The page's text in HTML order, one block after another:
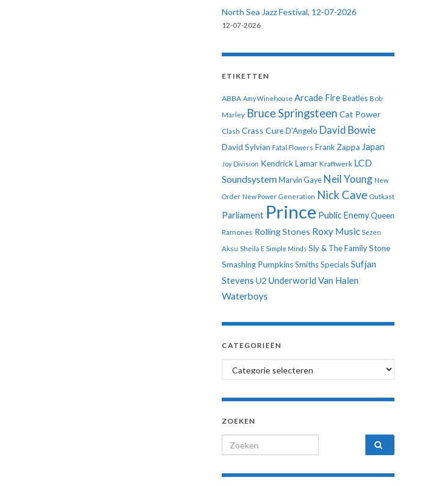
North Sea Jazz Festival, 12-07-2026
12-07-2026
ETIKETTEN
ABBA Amy Winehouse Arcade Fire Beatles Bob
Marley Bruce Springsteen Cat Power
Clash Crass CureD'Angelo David Bowie
David Sylvian Fatal Flowers Frank Zappa Japan
Joy Division Kendrick Lamar Kraftwerk LCD
Soundsystem Marvin Gaye Neil Young New
Order New Power Generation Nick Cave Outkast
Parliament Prince Public EnemyQueen
Ramones Rolling Stones Roxy Music Sezen
Aksu Sheila E Simple Minds Sly & The Family Stone
Smashing PumpkinsSmithsSpecialsSufjan
Stevens U2 Underworld Van Halen
Waterboys
CATEGORIEËN
Categorieën
ZOEKEN
Search for: